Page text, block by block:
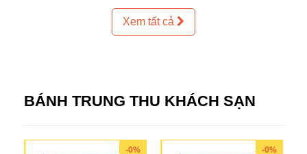
Xem tất cả
BÁNH TRUNG THU KHÁCH SẠN
-0% -0%